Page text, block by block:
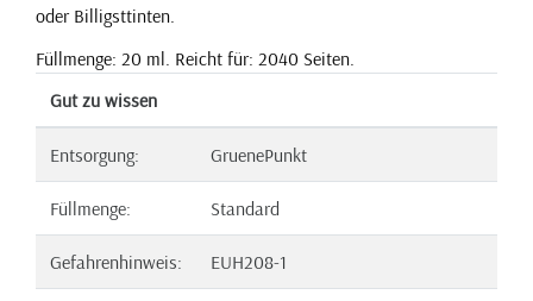
oder Billigsttinten.
Füllmenge: 20 ml. Reicht für: 2040 Seiten.
Gut zu wissen
Entsorgung: GruenePunkt
Füllmenge: Standard
Gefahrenhinweis: EUH208-1